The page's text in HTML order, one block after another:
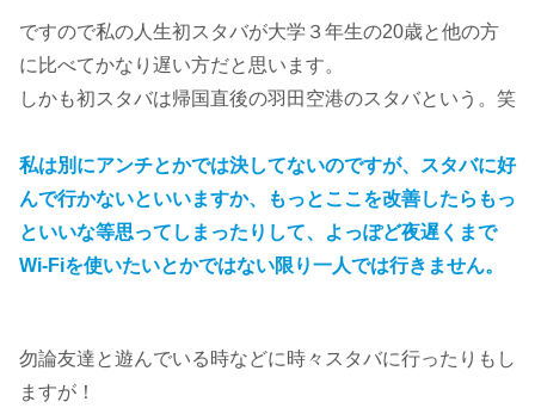
ですので私の人生初スタバが大学３年生の20歳と他の方
に比べてかなり遅い方だと思います。
しかも初スタバは帰国直後の羽田空港のスタバという。笑
私は別にアンチとかでは決してないのですが、スタバに好
んで行かないといいますか、もっとここを改善したらもっ
といいな等思ってしまったりして、よっぽど夜遅くまで
Wi-Fiを使いたいとかではない限り一人では行きません。
勿論友達と遊んでいる時などに時々スタバに行ったりもし
ますが！